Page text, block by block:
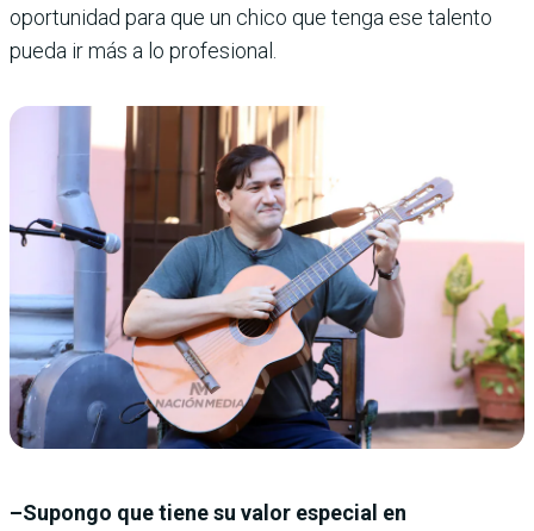
oportunidad para que un chico que tenga ese talento
pueda ir más a lo profesional.
–Supongo que tiene su valor especial en